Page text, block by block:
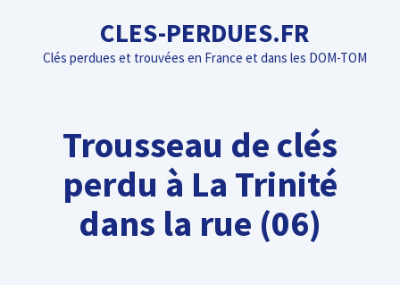
contenu
CLES-PERDUES.FR
Clés perdues et trouvées en France et dans les DOM-TOM
Trousseau de clés
perdu à La Trinité
dans la rue (06)